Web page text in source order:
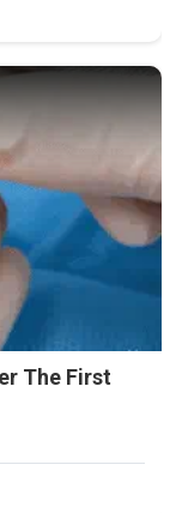
The First